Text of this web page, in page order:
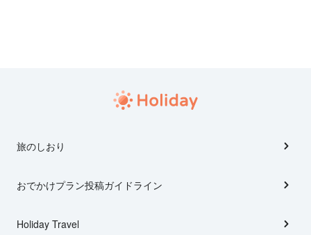
旅のしおり
おでかけプラン投稿ガイドライン
Holiday Travel